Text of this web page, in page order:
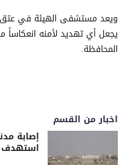
ويعد مستشفى الهيئة في عتق
يجعل أي تهديد لأمنه انعكاساً
المحافظة.
اخبار من القسم
إصابة
استهدف